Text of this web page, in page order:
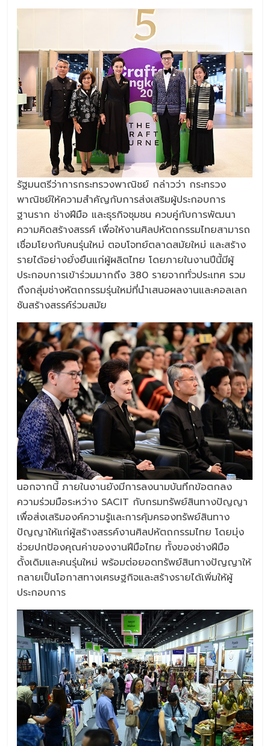
รัฐมนตรีว่าการกระทรวงพาณิชย์ กล่าวว่า กระทรวง
พาณิชย์ให้ความสำคัญกับการส่งเสริมผู้ประกอบการ
ฐานราก ช่างฝีมือ และธุรกิจชุมชน ควบคู่กับการพัฒนา
ความคิดสร้างสรรค์ เพื่อให้งานศิลปหัตถกรรมไทยสามารถ
เชื่อมโยงกับคนรุ่นใหม่ ตอบโจทย์ตลาดสมัยใหม่ และสร้าง
รายได้อย่างยั่งยืนแก่ผู้ผลิตไทย โดยภายในงานปีนี้มีผู้
ประกอบการเข้าร่วมมากถึง 380 รายจากทั่วประเทศ รวม
ถึงกลุ่มช่างหัตถกรรมรุ่นใหม่ที่นำเสนอผลงานและคอลเลก
ชันสร้างสรรค์ร่วมสมัย
นอกจากนี้ ภายในงานยังมีการลงนามบันทึกข้อตกลง
ความร่วมมือระหว่าง SACIT กับกรมทรัพย์สินทางปัญญา
เพื่อส่งเสริมองค์ความรู้และการคุ้มครองทรัพย์สินทาง
ปัญญาให้แก่ผู้สร้างสรรค์งานศิลปหัตถกรรมไทย โดยมุ่ง
ช่วยปกป้องคุณค่าของงานฝีมือไทย ทั้งของช่างฝีมือ
ดั้งเดิมและคนรุ่นใหม่ พร้อมต่อยอดทรัพย์สินทางปัญญาให้
กลายเป็นโอกาสทางเศรษฐกิจและสร้างรายได้เพิ่มให้ผู้
ประกอบการ